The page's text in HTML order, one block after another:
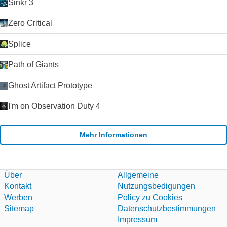
Verbindungen beeinträchtigt. Die Schaltfläche Anrufqualität
gibt Ihnen detaillierte Informationen über die erwartete
Anrufqualität für jeden Ihrer Kontakte (da die Qualität von der
Internetverbindung beider Parteien abhängt).
Zusammenfassung Wenn Sie nach einem zuverlässigen und
einfach zu bedienenden VoIP-Client suchen, werden Sie es
schwer finden, Skype zu schlagen. Der Kauf von Skype durch
die Entwicklung beschleunigt, da Microsoft Skype als Ersatz
für seinen alternden Nachrichtendienst Windows Live
Messenger verwendet hat. Klicken Sie auf die grüne
Download-Schaltfläche, um es auszuprobieren. Microsoft
Download-Seite um.
Sinkr 3
Zero Critical
Splice
Path of Giants
Ghost Artifact Prototype
I'm on Observation Duty 4
Mehr Informationen
Über
Kontakt
Werben
Sitemap
Allgemeine
Nutzungsbedigungen
Policy zu Cookies
Datenschutzbestimmungen
Impressum